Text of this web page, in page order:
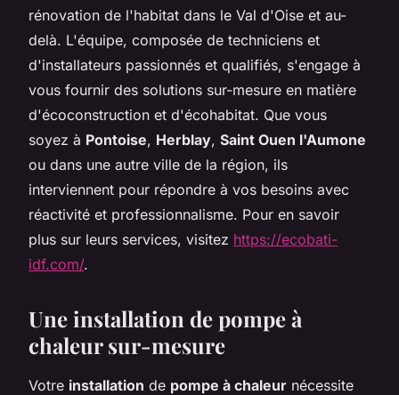
rénovation de l'habitat dans le Val d'Oise et au-
delà. L'équipe, composée de techniciens et
d'installateurs passionnés et qualifiés, s'engage à
vous fournir des solutions sur-mesure en matière
d'écoconstruction et d'écohabitat. Que vous
soyez à Pontoise, Herblay, Saint Ouen l'Aumone
ou dans une autre ville de la région, ils
interviennent pour répondre à vos besoins avec
réactivité et professionnalisme. Pour en savoir
plus sur leurs services, visitez https://ecobati-
idf.com/.
Une installation de pompe à
chaleur sur-mesure
Votre installation de pompe à chaleur nécessite